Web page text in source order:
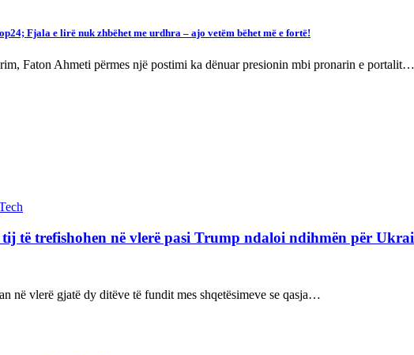
Fjala e lirë nuk zhbëhet me urdhra – ajo vetëm bëhet më e fortë!
Faton Ahmeti përmes një postimi ka dënuar presionin mbi pronarin e portalit…
të trefishohen në vlerë pasi Trump ndaloi ndihmën për
në vlerë gjatë dy ditëve të fundit mes shqetësimeve se qasja…